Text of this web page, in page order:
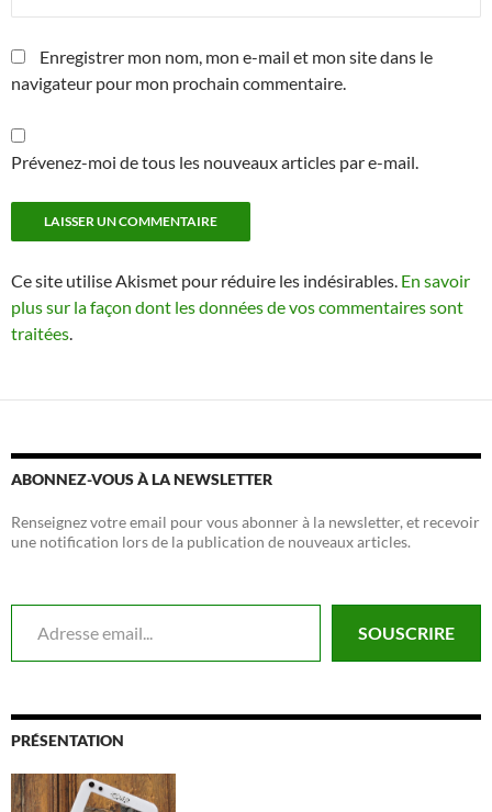
Enregistrer mon nom, mon e-mail et mon site dans le
navigateur pour mon prochain commentaire.
Prévenez-moi de tous les nouveaux articles par e-mail.
Ce site utilise Akismet pour réduire les indésirables. En savoir
plus sur la façon dont les données de vos commentaires sont
traitées.
ABONNEZ-VOUS À LA NEWSLETTER
Renseignez votre email pour vous abonner à la newsletter, et recevoir
une notification lors de la publication de nouveaux articles.
Adresse email...
SOUSCRIRE
PRÉSENTATION